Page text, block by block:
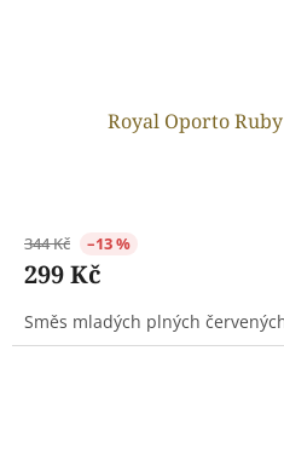
Royal Oporto
344 Kč –13 %
299 Kč
Směs mladých plných